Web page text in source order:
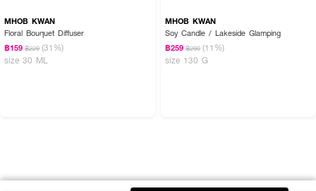
MHOB KWAN
Floral Bouquet Diffuser
฿159 ฿229 (31%)
size 30 ML
MHOB KWAN
Soy Candle / Lakeside Glamping
฿259 ฿290 (11%)
size 130 G